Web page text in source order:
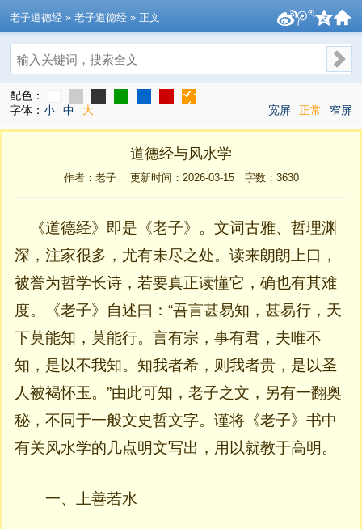
老子道德经 » 老子道德经 » 正文
搜索
配色：
字体： 小 中 大 宽屏 正常 窄屏
道德经与风水学
作者：老子 更新时间：2026-03-15 字数： 3630
《道德经》即是《老子》。文词古雅、哲理渊
深，注家很多，尤有未尽之处。读来朗朗上口，
被誉为哲学长诗，若要真正读懂它，确也有其难
度。《老子》自述曰：“吾言甚易知，甚易行，天
下莫能知，莫能行。言有宗，事有君，夫唯不
知，是以不我知。知我者希，则我者贵，是以圣
人被褐怀玉。”由此可知，老子之文，另有一翻奥
秘，不同于一般文史哲文字。谨将《老子》书中
有关风水学的几点明文写出，用以就教于高明。
一、上善若水